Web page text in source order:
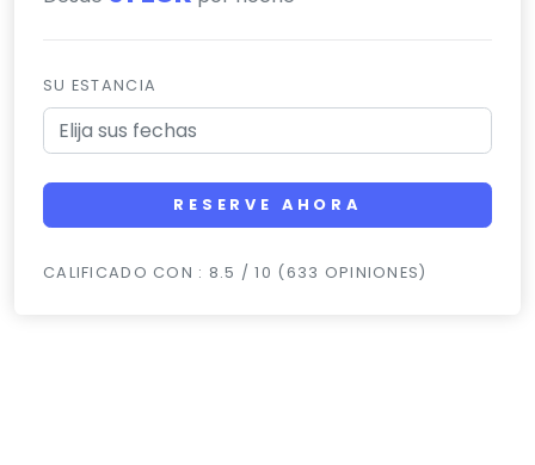
SU ESTANCIA
RESERVE AHORA
CALIFICADO CON : 8.5 / 10 (633 OPINIONES)